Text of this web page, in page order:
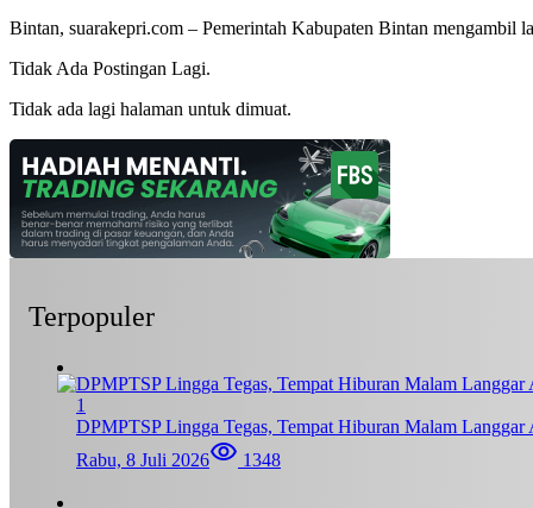
Bintan, suarakepri.com – Pemerintah Kabupaten Bintan mengambil
Tidak Ada Postingan Lagi.
Tidak ada lagi halaman untuk dimuat.
Terpopuler
1
DPMPTSP Lingga Tegas, Tempat Hiburan Malam Langgar
Rabu, 8 Juli 2026
1348